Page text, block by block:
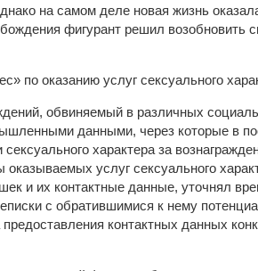
на самом деле новая жизнь
фигурант решил возобновить
обвиняемый в различных
данными, через которые в
характера за
услуг сексуального
и их контактные данные, уточнял
с обратившимися к нему
контактных данных